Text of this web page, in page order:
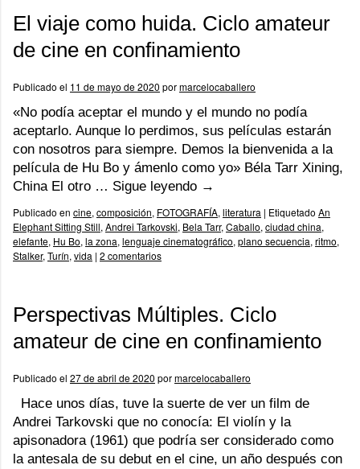
El viaje como huida. Ciclo amateur
de cine en confinamiento
Publicado el 11 de mayo de 2020 pormarcelocaballero
«No podía aceptar el mundo y el mundo no podía
aceptarlo. Aunque lo perdimos, sus películas estarán
con nosotros para siempre. Demos la bienvenida a la
película de Hu Bo y ámenlo como yo» Béla Tarr Xining,
China El otro … Sigue leyendo →
Publicado en cine, composición, FOTOGRAFÍA, literatura | Etiquetado An
Elephant Sitting Still, Andrei Tarkovski, Bela Tarr, Caballo, ciudad china,
elefante, Hu Bo, la zona, lenguaje cinematográfico, plano secuencia, ritmo,
Stalker, Turín, vida | 2 comentarios
Perspectivas Múltiples. Ciclo
amateur de cine en confinamiento
Publicado el 27 de abril de 2020 pormarcelocaballero
Hace unos días, tuve la suerte de ver un film de
Andrei Tarkovski que no conocía: El violín y la
apisonadora (1961) que podría ser considerado como
la antesala de su debut en el cine, un año después con